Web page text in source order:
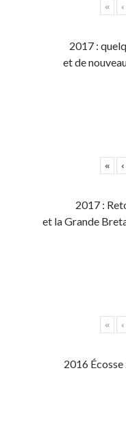
« ‹
2017 :
et de
« ‹
2017 :
et la Grande
« ‹
2016